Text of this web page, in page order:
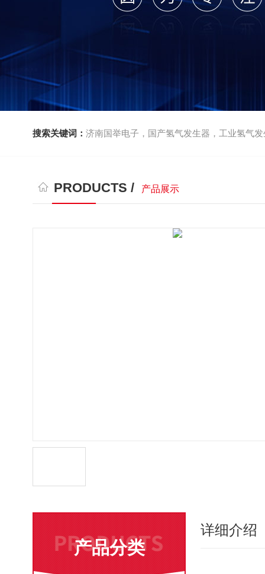
搜索关键词： 济南国举电子，国产氢气发生器，工业氢气
PRODUCTS / 产品展示
产品分类
详细介绍